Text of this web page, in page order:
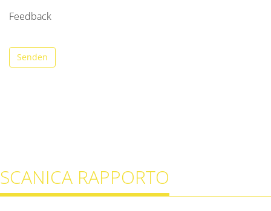
Feedback
Senden
SCANICA RAPPORTO